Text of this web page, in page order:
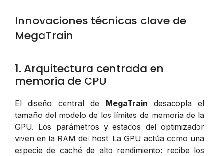
Innovaciones técnicas clave de
MegaTrain
1. Arquitectura centrada en
memoria de CPU
El diseño central de MegaTrain desacopla el
tamaño del modelo de los límites de memoria de la
GPU. Los parámetros y estados del optimizador
viven en la RAM del host. La GPU actúa como una
especie de caché de alto rendimiento: recibe los